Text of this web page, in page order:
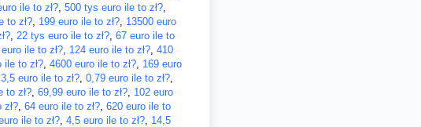
ile to zł?, 500 tys euro ile to zł?,
to zł?, 199 euro ile to zł?, 13500 euro
, 22 tys euro ile to zł?, 67 euro ile to
ile to zł?, 124 euro ile to zł?, 410
ile to zł?, 4600 euro ile to zł?, 169 euro
3,5 euro ile to zł?, 0,79 euro ile to zł?,
to zł?, 69,99 euro ile to zł?, 102 euro
zł?, 64 euro ile to zł?, 620 euro ile to
ile to zł?, 4,5 euro ile to zł?, 14,5